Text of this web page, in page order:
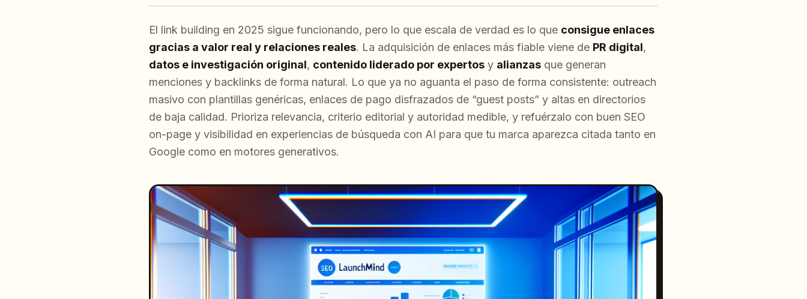
El link building en 2025 sigue funcionando, pero lo que escala de verdad es lo que consigue enlaces
gracias a valor real y relaciones reales. La adquisición de enlaces más fiable viene de PR digital,
datos e investigación original, contenido liderado por expertos y alianzas que generan
menciones y backlinks de forma natural. Lo que ya no aguanta el paso de forma consistente: outreach
masivo con plantillas genéricas, enlaces de pago disfrazados de “guest posts” y altas en directorios
de baja calidad. Prioriza relevancia, criterio editorial y autoridad medible, y refuérzalo con buen SEO
on-page y visibilidad en experiencias de búsqueda con AI para que tu marca aparezca citada tanto en
Google como en motores generativos.